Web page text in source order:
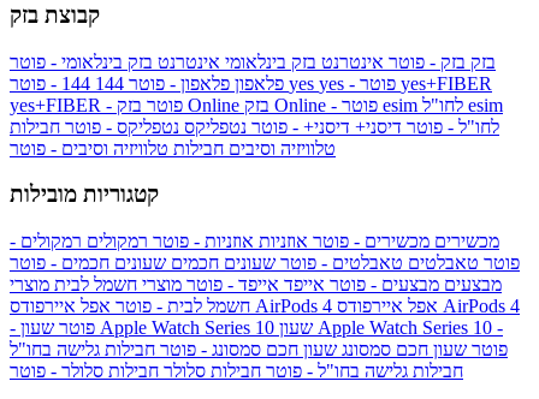
קבוצת בזק
בזק בזק - פוטר אינטרנט בזק בינלאומי אינטרנט בזק בינלאומי - פוטר
פלאפון פלאפון - פוטר 144 yes
yes+FIBER
yes+FIBER - פוטר בזק Online
esim
לחו"ל - פוטר דיסני+ דיסני+ - פוטר נטפליקס נטפליקס - פוטר חבילות
טלוויזיה וסיבים חבילות טלוויזיה וסיבים - פוטר
קטגוריות מובילות
מכשירים מכשירים - פוטר אוזניות אוזניות - פוטר רמקולים רמקולים -
פוטר טאבלטים טאבלטים - פוטר שעונים חכמים שעונים חכמים - פוטר
מבצעים מבצעים - פוטר אייפד אייפד - פוטר מוצרי חשמל לבית מוצרי
חשמל לבית - פוטר אפל איירפודס AirPods 4 אפל איירפודס AirPods 4
- פוטר שעון Apple Watch Series 10 שעון Apple Watch Series 10 -
פוטר שעון חכם סמסונג שעון חכם סמסונג - פוטר חבילות גלישה בחו"ל
חבילות גלישה בחו"ל - פוטר חבילות סלולר חבילות סלולר - פוטר